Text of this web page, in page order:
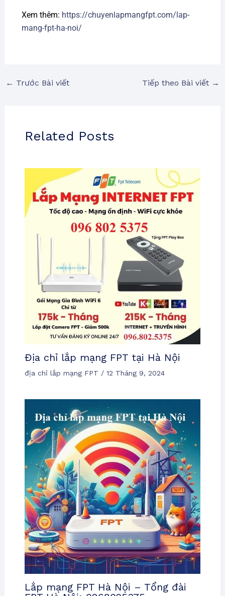
Xem thêm: https://chuyenlapmangfpt.com/lap-
mang-fpt-ha-noi/
← Trước Bài viết Tiếp theo Bài viết →
Related Posts
Địa chỉ lắp mạng FPT tại Hà Nội
địa chỉ lắp mạng FPT / 12 Tháng 9, 2024
Lắp mạng FPT Hà Nội – Tổng đài